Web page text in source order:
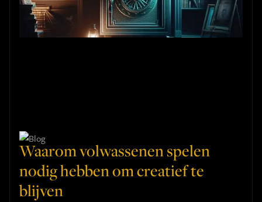
Waarom volwassenen spelen
nodig hebben om creatief te
blijven